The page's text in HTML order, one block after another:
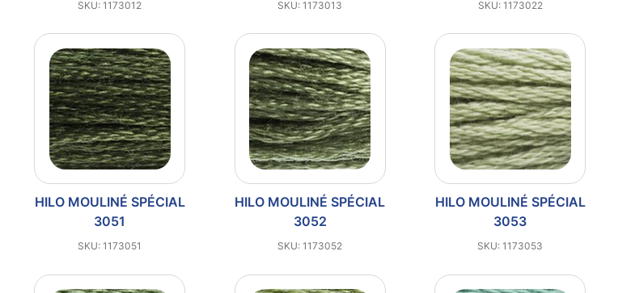
SKU: 1173012 SKU: 1173013 SKU: 1173022
HILO MOULINÉ SPÉCIAL
3051
SKU: 1173051
HILO MOULINÉ SPÉCIAL
3052
SKU: 1173052
HILO MOULINÉ SPÉCIAL
3053
SKU: 1173053